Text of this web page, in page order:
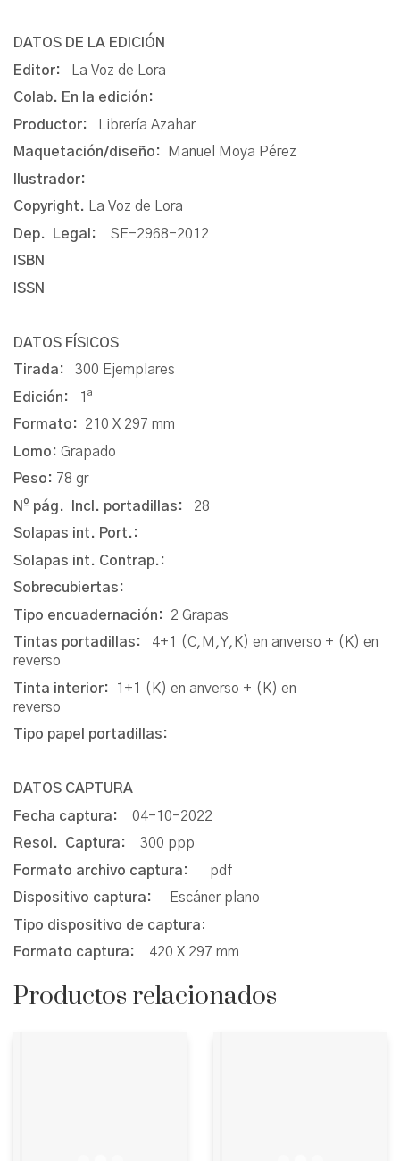
DATOS DE LA EDICIÓN
Editor:
La Voz de Lora
Colab. En la edición:
Productor:
Librería Azahar
Maquetación/diseño:
Manuel Moya Pérez
Ilustrador:
Copyright. La Voz de Lora
Dep. Legal: SE-2968-2012
ISBN
ISSN
DATOS FÍSICOS
Tirada: 300 Ejemplares
Edición:
1ª
Formato: 210 X 297 mm
Lomo: Grapado
Peso: 78 gr
Nº pág. Incl. portadillas: 28
Solapas int. Port.:
Solapas int. Contrap.:
Sobrecubiertas:
Tipo encuadernación: 2 Grapas
Tintas portadillas: 4+1 (C,M,Y,K) en anverso + (K) en
reverso
Tinta interior:
1+1 (K) en anverso + (K) en
reverso
Tipo papel portadillas:
DATOS CAPTURA
Fecha captura: 04-10-2022
Resol. Captura: 300 ppp
Formato archivo captura: pdf
Dispositivo captura:
Escáner plano
Tipo dispositivo de captura:
Formato captura: 420 X 297 mm
Productos relacionados